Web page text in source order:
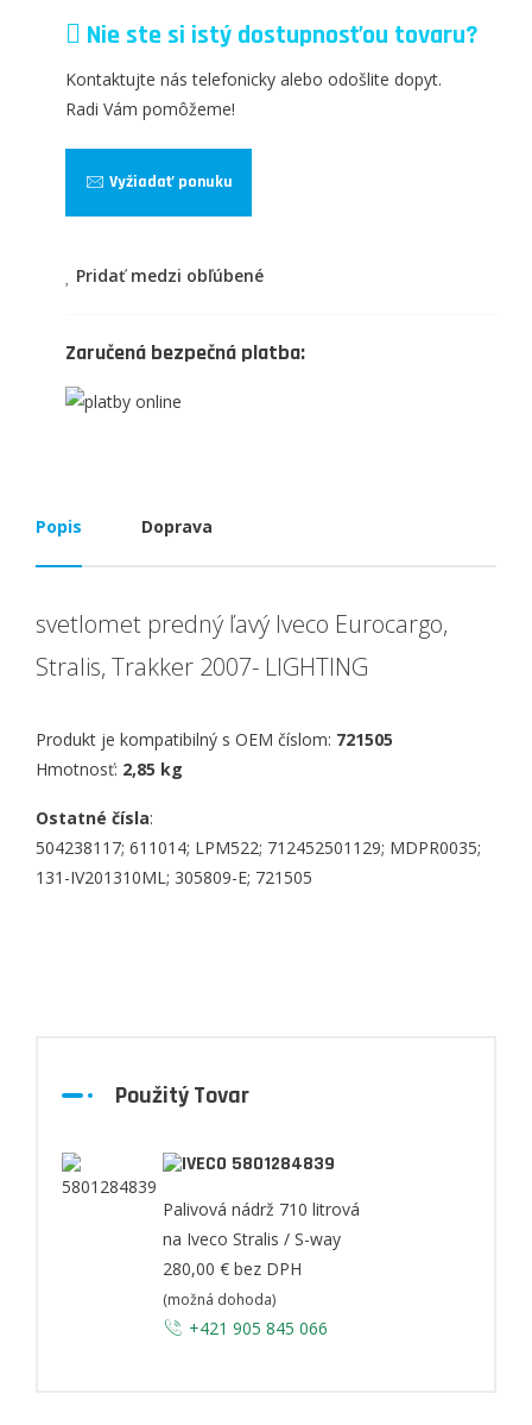
Nie ste si istý dostupnosťou tovaru?
Kontaktujte nás telefonicky alebo odošlite dopyt.
Radi Vám pomôžeme!
Vyžiadať ponuku
Pridať medzi obľúbené
Zaručená bezpečná platba:
Popis Doprava
svetlomet predný ľavý Iveco Eurocargo,
Stralis, Trakker 2007- LIGHTING
Produkt je kompatibilný s OEM číslom: 721505
Hmotnosť: 2,85 kg
Ostatné čísla:
504238117; 611014; LPM522; 712452501129; MDPR0035;
131-IV201310ML; 305809-E; 721505
Použitý Tovar
5801284839
Palivová nádrž 710 litrová
na Iveco Stralis / S-way
280,00 € bez DPH
(možná dohoda)
+421 905 845 066